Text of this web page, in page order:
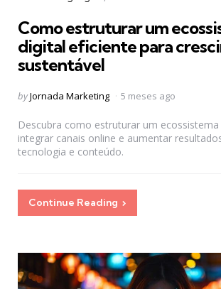
Como estruturar um
digital eficiente para
sustentável
Posted
byJornada Marketing 5 meses ago
Descubra como estruturar um
integrar canais online e aumentar
tecnologia e conteúdo.
Continue Reading